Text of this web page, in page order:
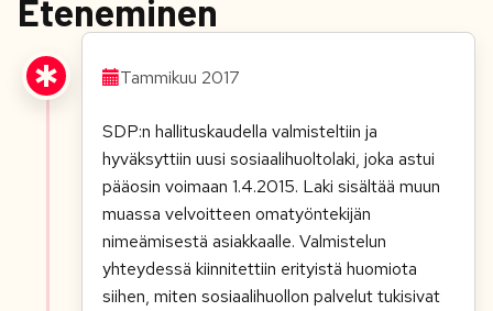
Eteneminen
Tammikuu 2017
SDP:n hallituskaudella valmisteltiin ja
hyväksyttiin uusi sosiaalihuoltolaki, joka astui
pääosin voimaan 1.4.2015. Laki sisältää muun
muassa velvoitteen omatyöntekijän
nimeämisestä asiakkaalle. Valmistelun
yhteydessä kiinnitettiin erityistä huomiota
siihen, miten sosiaalihuollon palvelut tukisivat